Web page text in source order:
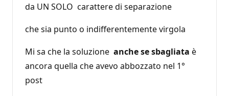
da UN SOLO carattere di separazione
che sia punto o indifferentemente virgola
Mi sa che la soluzione anche se sbagliata è
ancora quella che avevo abbozzato nel 1°
post